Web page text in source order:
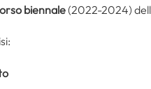
biennale(2022-2024)